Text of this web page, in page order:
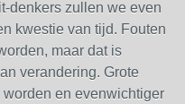
denkers zullen we even
kwestie van tijd. Fouten
maar dat is
verandering. Grote
en evenwichtiger